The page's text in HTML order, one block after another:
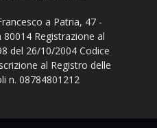
a Patria, 47 -
Registrazione al
del 26/10/2004 Codice
al Registro delle
n. 08784801212